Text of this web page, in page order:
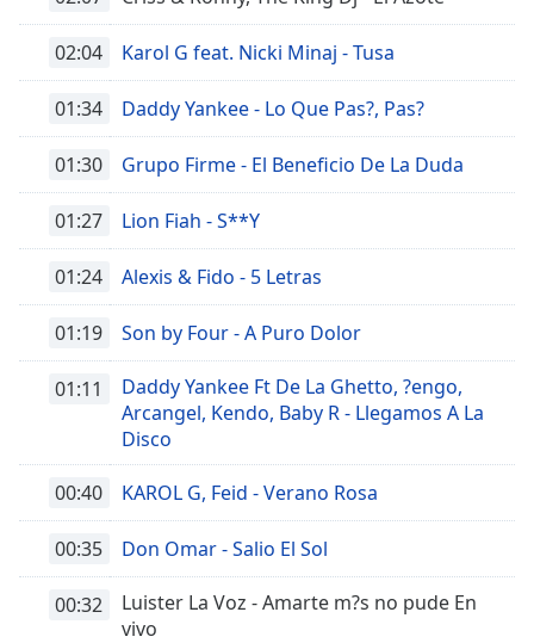
02:04 Karol G feat. Nicki Minaj - Tusa
01:34 Daddy Yankee - Lo Que Pas?, Pas?
01:30 Grupo Firme - El Beneficio De La Duda
01:27 Lion Fiah - S**Y
01:24 Alexis & Fido - 5 Letras
01:19 Son by Four - A Puro Dolor
01:11
Daddy Yankee Ft De La Ghetto, ?engo,
Arcangel, Kendo, Baby R - Llegamos A La
Disco
00:40 KAROL G, Feid - Verano Rosa
00:35 Don Omar - Salio El Sol
00:32
Luister La Voz - Amarte m?s no pude En
vivo